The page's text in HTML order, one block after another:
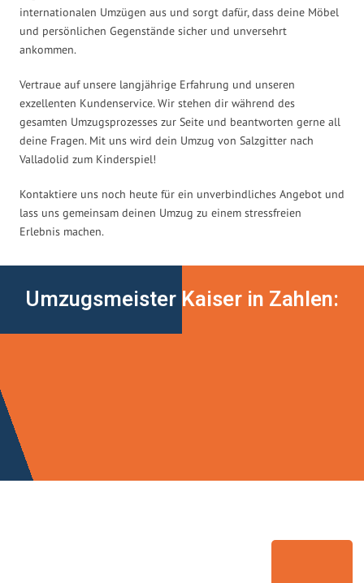
internationalen Umzügen aus und sorgt dafür, dass deine Möbel
und persönlichen Gegenstände sicher und unversehrt
ankommen.
Vertraue auf unsere langjährige Erfahrung und unseren
exzellenten Kundenservice. Wir stehen dir während des
gesamten Umzugsprozesses zur Seite und beantworten gerne all
deine Fragen. Mit uns wird dein Umzug von Salzgitter nach
Valladolid zum Kinderspiel!
Kontaktiere uns noch heute für ein unverbindliches Angebot und
lass uns gemeinsam deinen Umzug zu einem stressfreien
Erlebnis machen.
Umzugsmeister Kaiser in Zahlen: